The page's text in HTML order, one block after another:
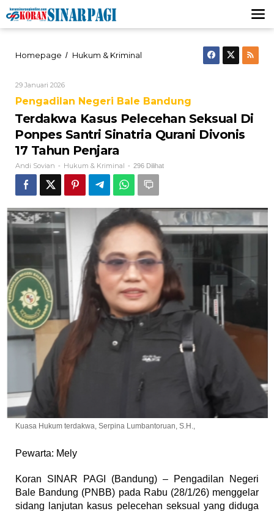
Lewati
ke
konten
Homepage / Hukum & Kriminal
Di
Santri
Sinatria
Qurani
17
Tahun
Penjara
29 Januari 2026Oleh
Sovian
Pengadilan Negeri Bale Bandung
Terdakwa Kasus Pelecehan Seksual Di
Ponpes Santri Sinatria Qurani Divonis
17 Tahun Penjara
Andi Sovian - Hukum & Kriminal - 296 Dilihat
Kuasa Hukum terdakwa, Serpina Lumbantoruan, S.H.,
Pewarta: Mely
Koran SINAR PAGI (Bandung) – Pengadilan Negeri
Bale Bandung (PNBB) pada Rabu (28/1/26) menggelar
sidang lanjutan kasus pelecehan seksual yang diduga